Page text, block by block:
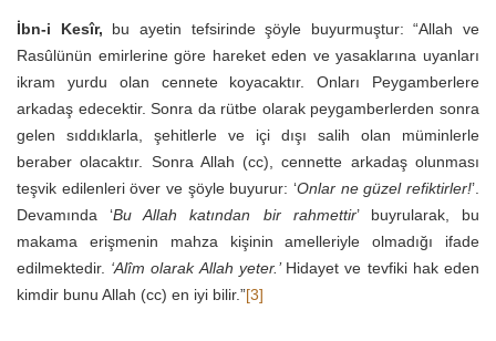
İbn-i Kesîr, bu ayetin tefsirinde şöyle buyurmuştur: “Allah ve
Rasûlünün emirlerine göre hareket eden ve yasaklarına uyanları
ikram yurdu olan cennete koyacaktır. Onları Peygamberlere
arkadaş edecektir. Sonra da rütbe olarak peygamberlerden sonra
gelen sıddıklarla, şehitlerle ve içi dışı salih olan müminlerle
beraber olacaktır. Sonra Allah (cc), cennette arkadaş olunması
teşvik edilenleri över ve şöyle buyurur: ‘Onlar ne güzel refiktirler!’.
Devamında ‘Bu Allah katından bir rahmettir’ buyrularak, bu
makama erişmenin mahza kişinin amelleriyle olmadığı ifade
edilmektedir. ‘Alîm olarak Allah yeter.’ Hidayet ve tevfiki hak eden
kimdir bunu Allah (cc) en iyi bilir.”[3]